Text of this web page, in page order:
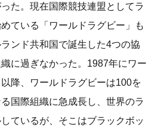
た。現在国際競技連盟としてラ
ている「ワールドラグビー」も
ンド共和国で誕生した4つの協
に過ぎなかった。1987年にワー
降、ワールドラグビーは100を
国際組織に急成長し、世界のラ
ているが、そこはブラックボッ